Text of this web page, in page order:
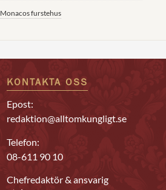
Monacos furstehus
KONTAKTA OSS
Epost:
redaktion@alltomkungligt.se
Telefon:
08-611 90 10
Chefredaktör & ansvarig